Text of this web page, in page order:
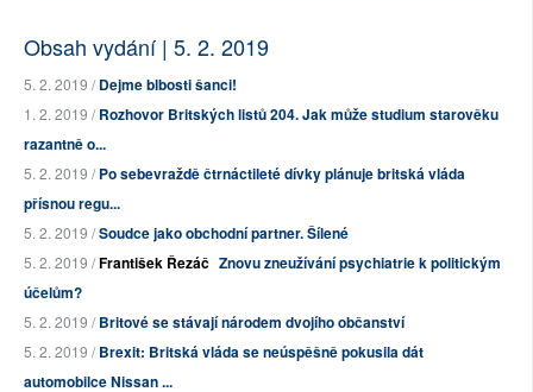
Obsah vydání | 5. 2. 2019
5. 2. 2019 /Dejme blbosti šanci!
1. 2. 2019 /Rozhovor Britských listů 204. Jak může studium starověku
razantně o...
5. 2. 2019 /Po sebevraždě čtrnáctileté dívky plánuje britská vláda
přísnou regu...
5. 2. 2019 /Soudce jako obchodní partner. Šílené
5. 2. 2019 /František Řezáč Znovu zneužívání psychiatrie k politickým
účelům?
5. 2. 2019 /Britové se stávají národem dvojího občanství
5. 2. 2019 /Brexit: Britská vláda se neúspěšně pokusila dát
automobilce Nissan ...